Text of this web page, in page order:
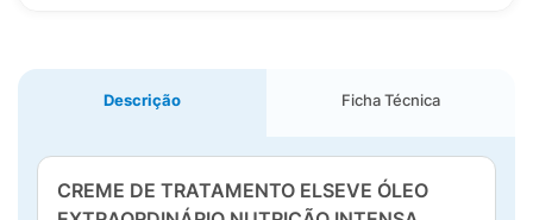
Descrição Ficha Técnica
CREME DE TRATAMENTO ELSEVE ÓLEO